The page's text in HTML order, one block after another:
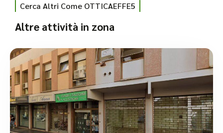
Cerca Altri Come OTTICAEFFE5
Altre attività in zona